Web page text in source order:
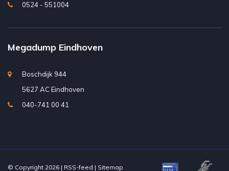
0524 - 551004
Megadump Eindhoven
Boschdijk 944
5627 AC Eindhoven
040-741 00 41
© Copyright 2026 | RSS-feed | Sitemap